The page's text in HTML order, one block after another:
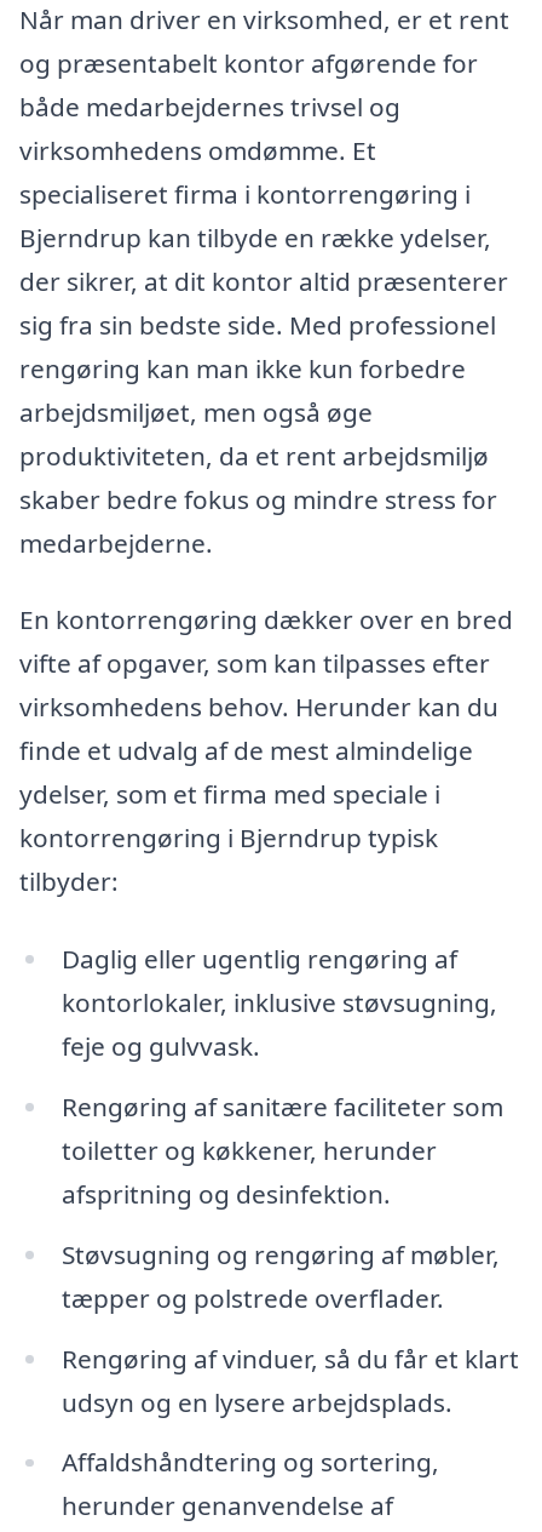
Når man driver en virksomhed, er et rent
og præsentabelt kontor afgørende for
både medarbejdernes trivsel og
virksomhedens omdømme. Et
specialiseret firma i kontorrengøring i
Bjerndrup kan tilbyde en række ydelser,
der sikrer, at dit kontor altid præsenterer
sig fra sin bedste side. Med professionel
rengøring kan man ikke kun forbedre
arbejdsmiljøet, men også øge
produktiviteten, da et rent arbejdsmiljø
skaber bedre fokus og mindre stress for
medarbejderne.
En kontorrengøring dækker over en bred
vifte af opgaver, som kan tilpasses efter
virksomhedens behov. Herunder kan du
finde et udvalg af de mest almindelige
ydelser, som et firma med speciale i
kontorrengøring i Bjerndrup typisk
tilbyder:
Daglig eller ugentlig rengøring af
kontorlokaler, inklusive støvsugning,
feje og gulvvask.
Rengøring af sanitære faciliteter som
toiletter og køkkener, herunder
afspritning og desinfektion.
Støvsugning og rengøring af møbler,
tæpper og polstrede overflader.
Rengøring af vinduer, så du får et klart
udsyn og en lysere arbejdsplads.
Affaldshåndtering og sortering,
herunder genanvendelse af